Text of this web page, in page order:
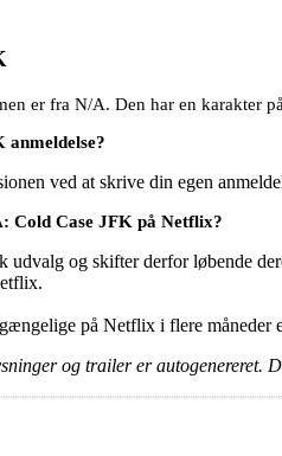
er fra N/A. Den har en
anmeldelse?
ved at skrive din egen
Cold Case JFK på Netflix?
udvalg og skifter derfor løbende
på Netflix i flere måneder
og trailer er autogenereret.